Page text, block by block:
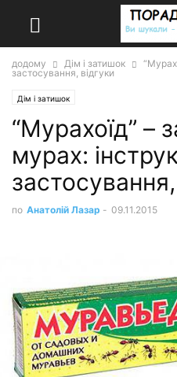
додому Дім і затишок
застосування, відгуки
Дім і затишок
“Мурахоїд” –
мурах:
по Анатолій Лазар - 09.11.2015